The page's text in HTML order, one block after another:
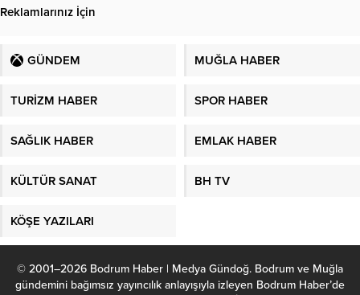
Reklamlarınız İçin
GÜNDEM MUĞLA HABER
TURİZM HABER SPOR HABER
SAĞLIK HABER EMLAK HABER
KÜLTÜR SANAT BH TV
KÖŞE YAZILARI
© 2001–2026 Bodrum Haber | Medya Gündoğ. Bodrum ve Muğla
gündemini bağımsız yayıncılık anlayışıyla izleyen Bodrum Haber’de